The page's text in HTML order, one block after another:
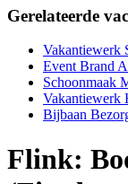
Gerelateerde
Vakantiewerk
Event Brand
Schoonmaak
Vakantiewerk
Bijbaan
Flink: